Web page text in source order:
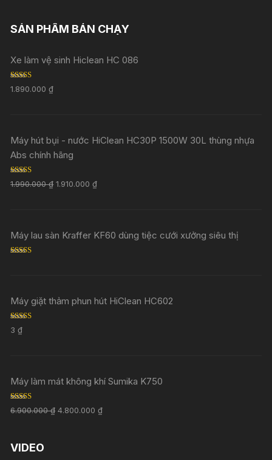
SẢN PHẨM BÁN CHẠY
Xe làm vệ sinh Hiclean HC 086
Rated 5.00
out of 5
1.890.000₫
Máy hút bụi - nước HiClean HC30P 1500W 30L thùng nhựa
Abs chính hãng
Rated 5.00
out of 5
1.990.000₫ 1.910.000₫
Máy lau sàn Kraffer KF60 dùng tiệc cưới xưởng siêu thị
Máy giặt thảm phun hút HiClean HC602
Rated
out of 5
3₫
Máy làm mát không khí Sumika K750
Rated 5.00
out of 5
6.900.000₫ 4.800.000₫
VIDEO